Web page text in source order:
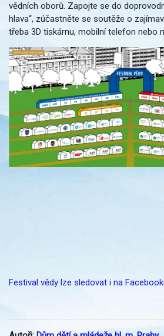
vědních oborů. Zapojte se do
hlava“, zúčastněte se soutěže o
třeba 3D tiskárnu, mobilní telefon nebo
Festival vědy lze sledovat i na